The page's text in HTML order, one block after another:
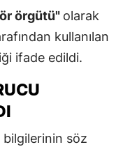
örgütü" olarak
kullanılan
ifade edildi.
söz